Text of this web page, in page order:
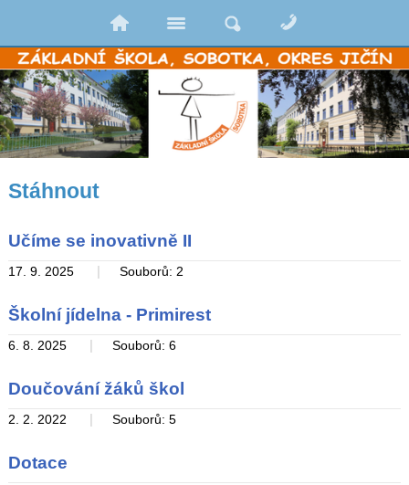
Stáhnout
Učíme se inovativně II
17. 9. 2025 Souborů: 2
Školní jídelna - Primirest
6. 8. 2025 Souborů: 6
Doučování žáků škol
2. 2. 2022 Souborů: 5
Dotace